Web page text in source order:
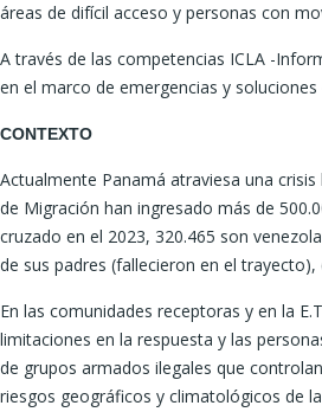
áreas de difícil acceso y personas con
A través de las competencias ICLA -
en el marco de emergencias y soluciones
CONTEXTO
Actualmente Panamá atraviesa una
de Migración han ingresado más de
cruzado en el 2023, 320.465 son
de sus padres (fallecieron en el
En las comunidades receptoras y en la
limitaciones en la respuesta y las
de grupos armados ilegales que
riesgos geográficos y climatológicos de